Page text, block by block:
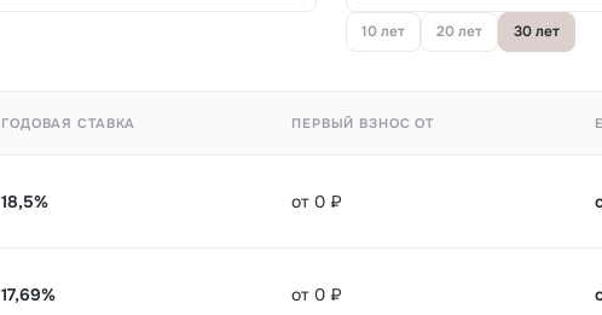
10 лет 20 лет 30 лет
ГОДОВАЯ СТАВКА ПЕРВЫЙ ВЗНОС ОТ
18,5% от 0 ₽
17,69% от 0 ₽